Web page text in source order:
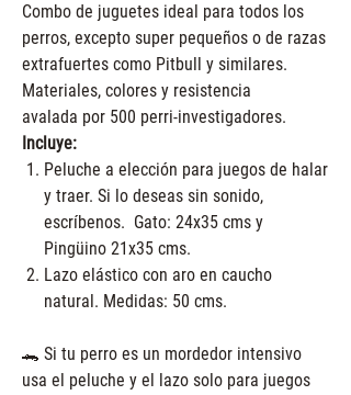
Combo de juguetes ideal para todos los
perros, excepto super pequeños o de razas
extrafuertes como Pitbull y similares.
Materiales, colores y resistencia
avalada por 500 perri-investigadores.
Incluye:
Peluche a elección para juegos de halar
y traer. Si lo deseas sin sonido,
escríbenos. Gato: 24x35 cms y
Pingüino 21x35 cms.
Lazo elástico con aro en caucho
natural. Medidas: 50 cms.
🐊 Si tu perro es un mordedor intensivo
usa el peluche y el lazo solo para juegos